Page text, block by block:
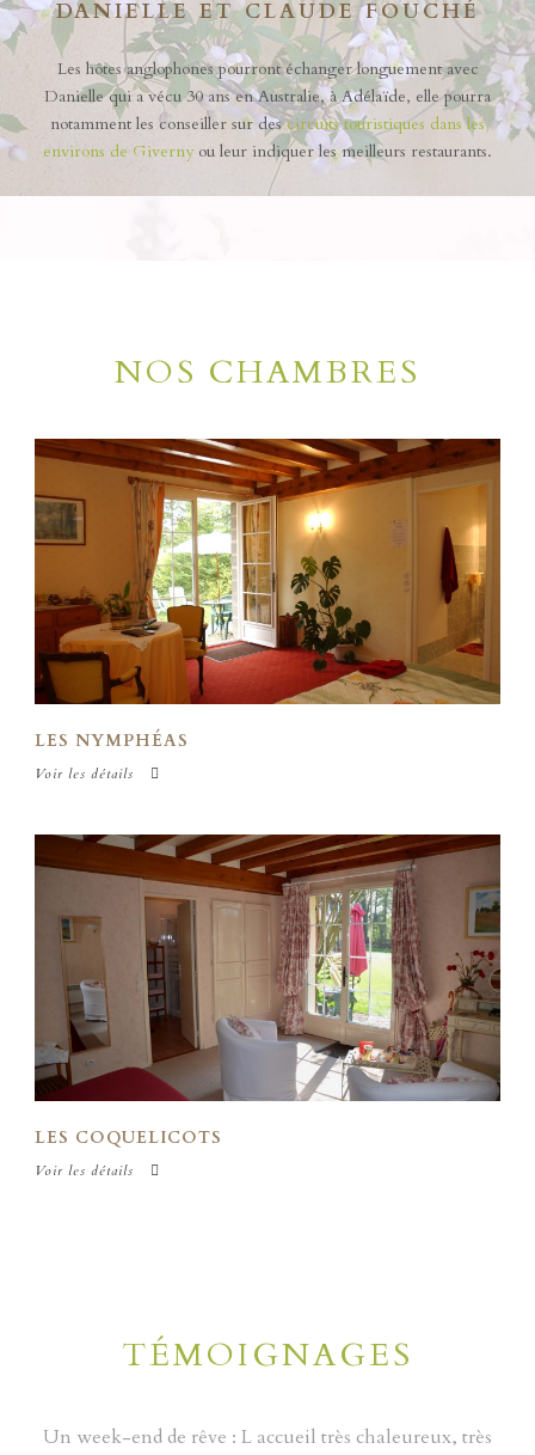
DANIELLE ET CLAUDE FOUCHÉ
Les hôtes anglophones pourront échanger longuement avec
Danielle qui a vécu 30 ans en Australie, à Adélaïde, elle pourra
notamment les conseiller sur descircuits touristiques dans les
environs de Givernyou leur indiquer les meilleurs restaurants.
NOS CHAMBRES
LES NYMPHÉAS
Voir les détails
LES COQUELICOTS
Voir les détails
TÉMOIGNAGES
Un week-end de rêve : L accueil très chaleureux, très